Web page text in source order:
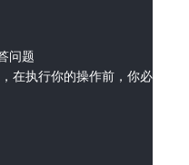
在执行你的操作前，你必须先